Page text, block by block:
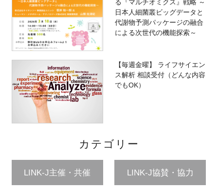
る『マルチオミクス』戦略 ～
日本人細菌叢ビッグデータと
代謝物予測パッケージの融合
による次世代の機能探索～
【毎週金曜】 ライフサイエン
ス解析 相談受付（どんな内容
でもOK）
カテゴリー
LINK-J主催・共催 LINK-J協賛・協力